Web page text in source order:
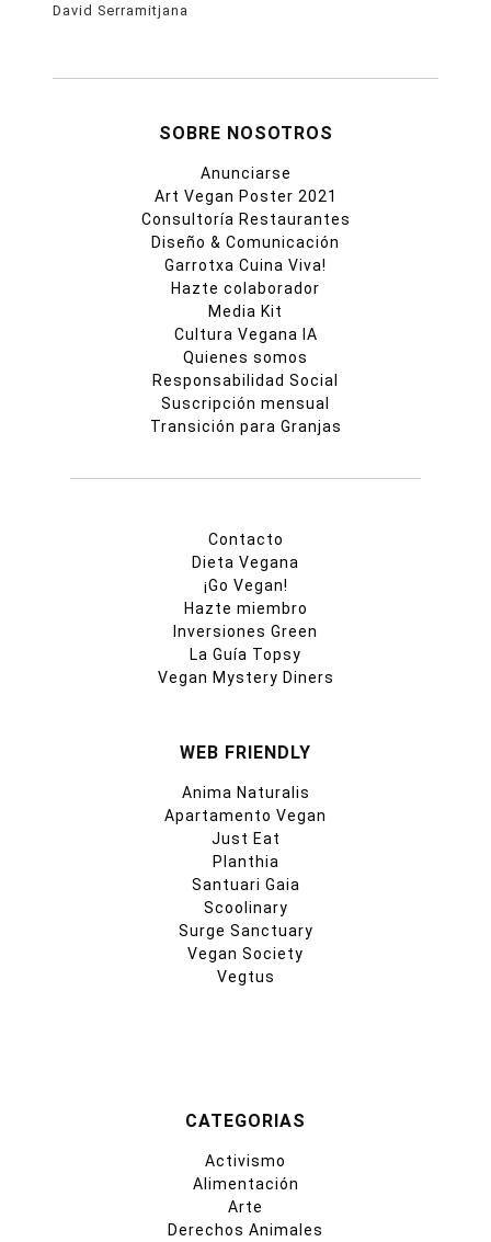
David Serramitjana
SOBRE NOSOTROS
Anunciarse
Art Vegan Poster 2021
Consultoría Restaurantes
Diseño & Comunicación
Garrotxa Cuina Viva!
Hazte colaborador
Media Kit
Cultura Vegana IA
Quienes somos
Responsabilidad Social
Suscripción mensual
Transición para Granjas
Contacto
Dieta Vegana
¡Go Vegan!
Hazte miembro
Inversiones Green
La Guía Topsy
Vegan Mystery Diners
WEB FRIENDLY
Anima Naturalis
Apartamento Vegan
Just Eat
Planthia
Santuari Gaia
Scoolinary
Surge Sanctuary
Vegan Society
Vegtus
CATEGORIAS
Activismo
Alimentación
Arte
Derechos Animales